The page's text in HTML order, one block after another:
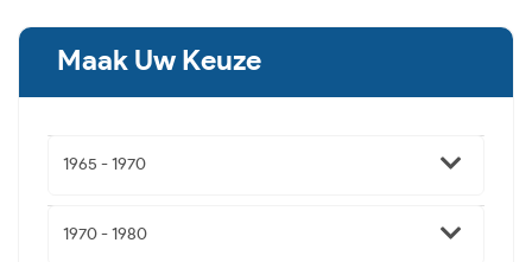
Maak Uw Keuze
1965 - 1970
1970 - 1980